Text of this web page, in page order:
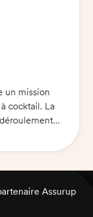
avec
un mission
cocktail. La
: excellente
des
Assurup